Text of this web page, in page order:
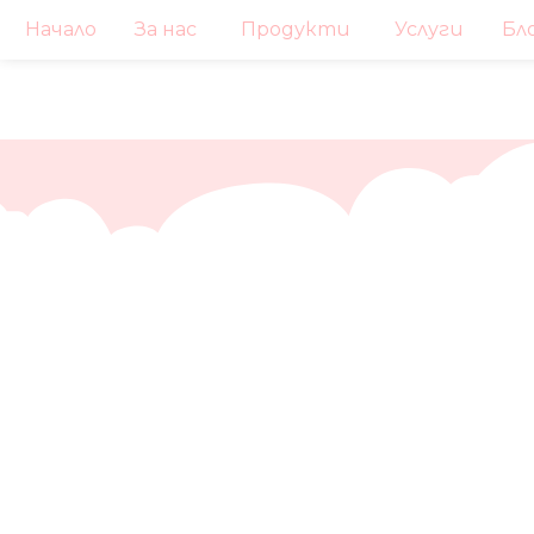
Начало За нас Продукти Услуги